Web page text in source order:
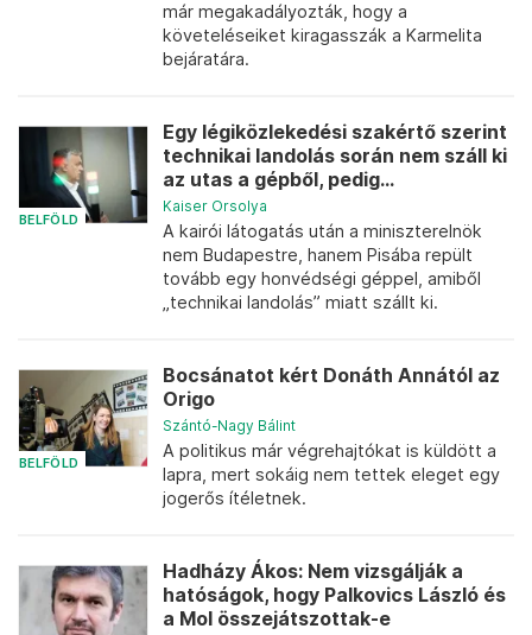
már megakadályozták, hogy a
követeléseiket kiragasszák a Karmelita
bejáratára.
BELFÖLD
Egy légiközlekedési szakértő szerint
technikai landolás során nem száll ki
az utas a gépből, pedig...
Kaiser Orsolya
A kairói látogatás után a miniszterelnök
nem Budapestre, hanem Pisába repült
tovább egy honvédségi géppel, amiből
„technikai landolás” miatt szállt ki.
BELFÖLD
Bocsánatot kért Donáth Annától az
Origo
Szántó-Nagy Bálint
A politikus már végrehajtókat is küldött a
lapra, mert sokáig nem tettek eleget egy
jogerős ítéletnek.
Hadházy Ákos: Nem vizsgálják a
hatóságok, hogy Palkovics László és
a Mol összejátszottak-e